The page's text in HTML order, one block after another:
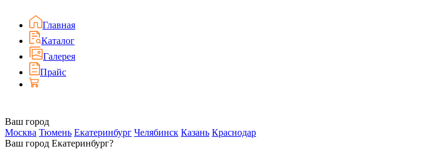
Главная
Каталог
Галерея
Прайс
Ваш город
Москва Тюмень Екатеринбург Челябинск Казань Краснодар
Ваш город Екатеринбург?